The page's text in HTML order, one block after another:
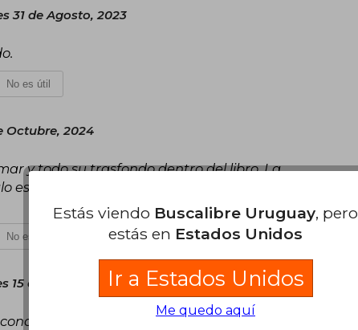
31 de Agosto, 2023
No es útil
Octubre, 2024
y todo su trasfondo dentro del libro. La
que el dorado se desgasta rápido con el roce.
No es útil
15 de Julio, 2024
Aunque sin separador :( Pero me
Estás viendo Buscalibre Uruguay, pero
estás en Estados Unidos
Ir a Estados Unidos
Me quedo aquí